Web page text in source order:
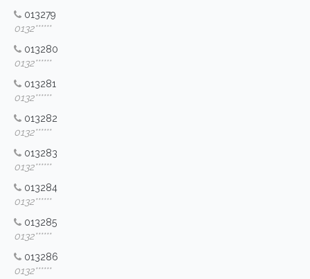
013279
0132******
013280
0132******
013281
0132******
013282
0132******
013283
0132******
013284
0132******
013285
0132******
013286
0132******